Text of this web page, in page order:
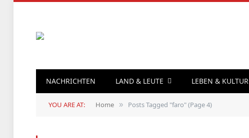
NACHRICHTEN LAND & LEUTE LEBEN & KULTUR
YOU ARE AT: Home » Posts Tagged "faro" (Page 4)